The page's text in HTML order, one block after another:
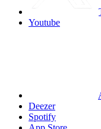
Youtube
Deezer
Spotify